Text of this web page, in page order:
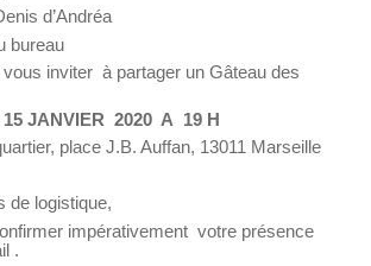
d’Andréa
bureau
inviter à partager un Gâteau des
JANVIER 2020 A 19 H
place J.B. Auffan, 13011 Marseille
de logistique,
impérativement votre présence
.